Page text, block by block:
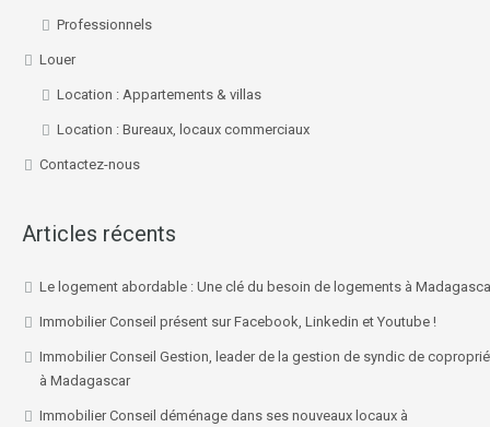
Professionnels
Louer
Location : Appartements & villas
Location : Bureaux, locaux commerciaux
Contactez-nous
Articles récents
Le logement abordable : Une clé du besoin de logements à
Immobilier Conseil présent sur Facebook, Linkedin et Youtube !
Immobilier Conseil Gestion, leader de la gestion de syndic de
à Madagascar
Immobilier Conseil déménage dans ses nouveaux locaux à